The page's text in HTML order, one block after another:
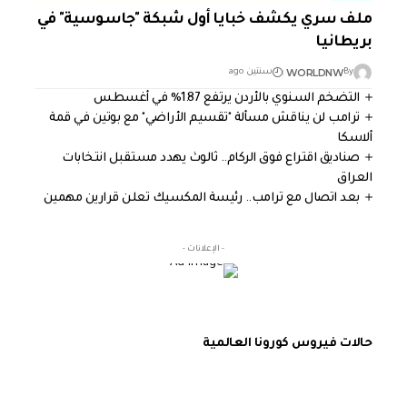
ملف سري يكشف خبايا أول شبكة "جاسوسية" في
بريطانيا
By
WORLDNW سنتين ago
التضخم السنوي بالأردن يرتفع 1.87% في أغسطس
ترامب لن يناقش مسألة "تقسيم الأراضي" مع بوتين في قمة
ألاسكا
صناديق اقتراع فوق الركام.. ثالوث يهدد مستقبل انتخابات
العراق
بعد اتصال مع ترامب.. رئيسة المكسيك تعلن قرارين مهمين
- الإعلانات -
حالات فيروس كورونا العالمية